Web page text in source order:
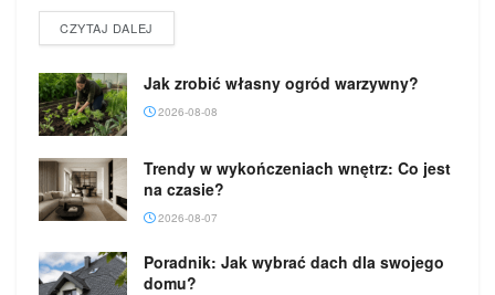
CZYTAJ DALEJ
Jak zrobić własny ogród warzywny?
2026-08-08
Trendy w wykończeniach wnętrz: Co jest
na czasie?
2026-08-07
Poradnik: Jak wybrać dach dla swojego
domu?